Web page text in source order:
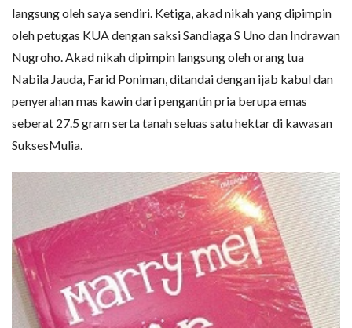
langsung oleh saya sendiri. Ketiga, akad nikah yang dipimpin
oleh petugas KUA dengan saksi Sandiaga S Uno dan Indrawan
Nugroho. Akad nikah dipimpin langsung oleh orang tua
Nabila Jauda, Farid Poniman, ditandai dengan ijab kabul dan
penyerahan mas kawin dari pengantin pria berupa emas
seberat 27.5 gram serta tanah seluas satu hektar di kawasan
SuksesMulia.